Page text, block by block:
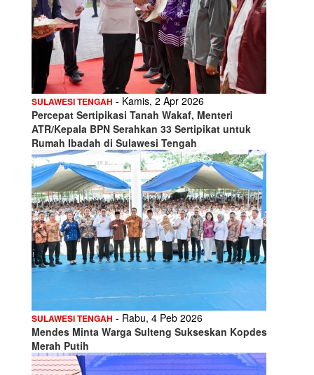
SULAWESI TENGAH - Kamis, 2 Apr 2026
Percepat Sertipikasi Tanah Wakaf, Menteri
ATR/Kepala BPN Serahkan 33 Sertipikat untuk
Rumah Ibadah di Sulawesi Tengah
SULAWESI TENGAH - Rabu, 4 Peb 2026
Mendes Minta Warga Sulteng Sukseskan Kopdes
Merah Putih